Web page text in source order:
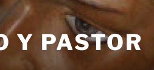
Y PASTOR